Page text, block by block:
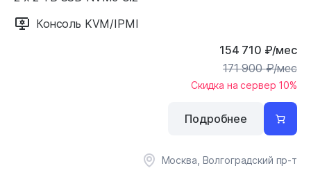
Консоль KVM/IPMI
154 710 ₽/мес
171 900₽/мес
Скидка на сервер 10%
Москва, Волгоградский пр-т
Подробнее